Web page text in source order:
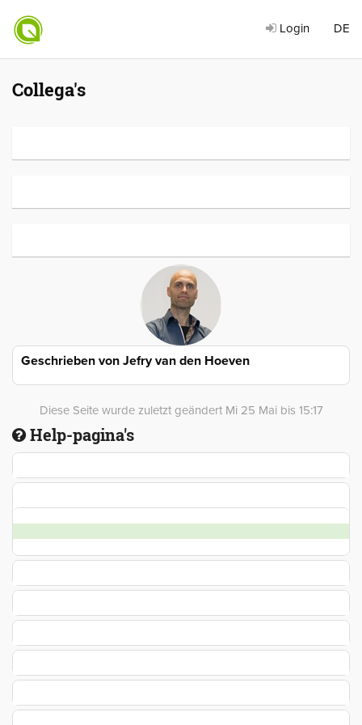
Login DE
Collega's
Geschrieben von Jefry van den Hoeven
Diese Seite wurde zuletzt geändert Mi 25 Mai bis 15:17
Help-pagina's